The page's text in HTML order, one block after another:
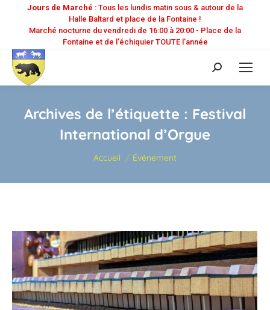
Jours de Marché : Tous les lundis matin sous & autour de la
Halle Baltard et place de la Fontaine !
Marché nocturne du vendredi de 16:00 à 20:00 - Place de la
Fontaine et de l'échiquier TOUTE l'année
Recherche
:
Archives de l’étiquette : Festival
International d’Orgue
Vous êtes ici :
Accueil Événement